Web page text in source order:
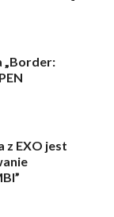
„Border:
z EXO jest